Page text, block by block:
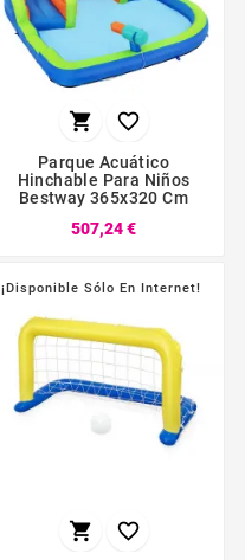
 
Parque Acuático
Hinchable Para Niños
Bestway 365x320 Cm
507,24 €
¡Disponible Sólo En Internet!
 